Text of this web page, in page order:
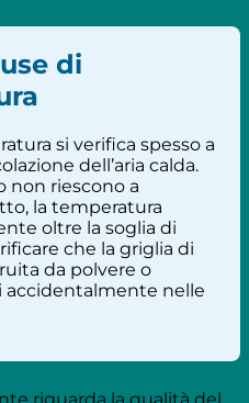
di
si verifica spesso a
dell’aria calda.
non riescono a
la temperatura
oltre la soglia di
che la griglia di
da polvere o
accidentalmente nelle